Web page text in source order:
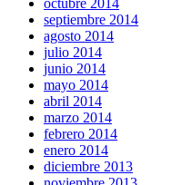
octubre 2014
septiembre 2014
agosto 2014
julio 2014
junio 2014
mayo 2014
abril 2014
marzo 2014
febrero 2014
enero 2014
diciembre 2013